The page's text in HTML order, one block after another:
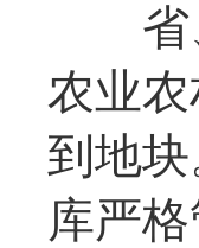
省、
农业
到地
库严